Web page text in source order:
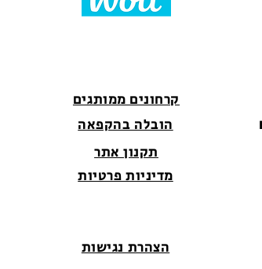
קרחונים ממותגים
הובלה בהקפאה
תקנון אתר
מדיניות פרטיות
הצהרת נגישות